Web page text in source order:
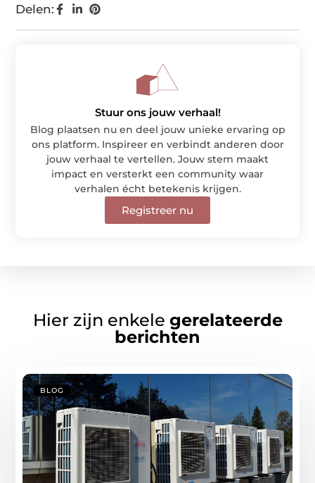
Delen:
Stuur ons jouw verhaal!
Blog plaatsen nu en deel jouw unieke ervaring op
ons platform. Inspireer en verbindt anderen door
jouw verhaal te vertellen. Jouw stem maakt
impact en versterkt een community waar
verhalen écht betekenis krijgen.
Registreer nu
Hier zijn enkele gerelateerde
berichten
BLOG